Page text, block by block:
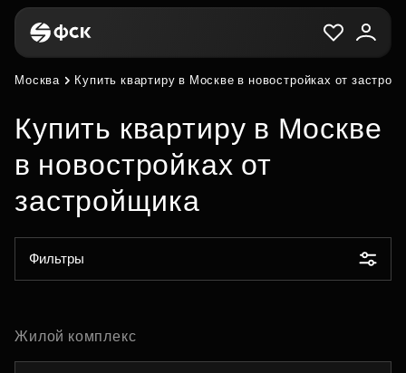
Москва Купить квартиру в Москве в новостройках от
Купить квартиру в Москве
в новостройках от
застройщика
Фильтры
Жилой комплекс